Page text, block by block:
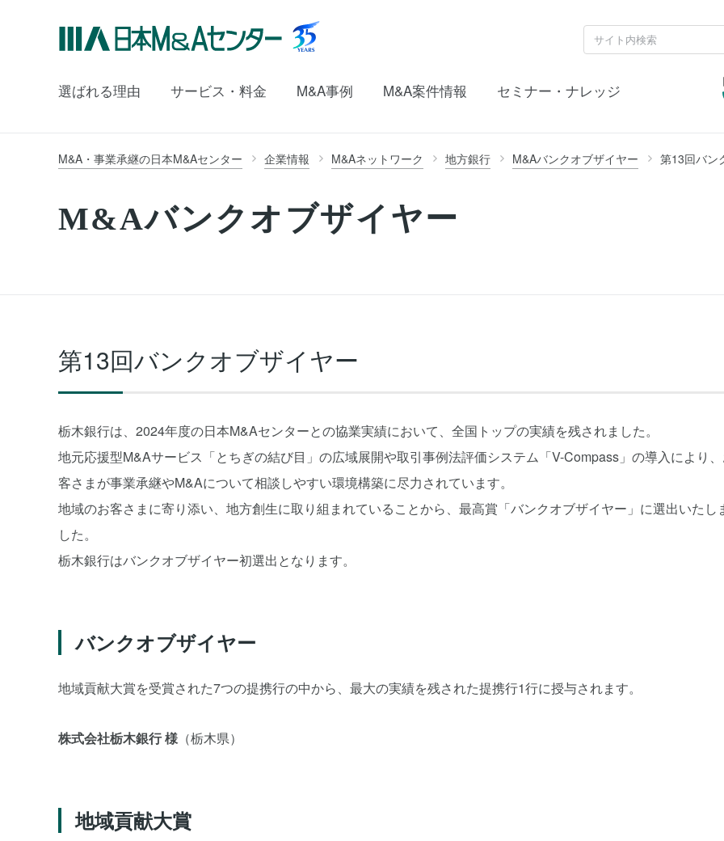
選ばれる理由 サービス・料金 M&A事例 M&A案件情報 セミナー・ナレッジ
M&A・事業承継の日本M&Aセンター 企業情報 M&Aネットワーク 地方銀行 M&Aバンクオブザイヤー 第13回バン
M&Aバンクオブザイヤー
第13回バンクオブザイヤー
栃木銀行は、2024年度の日本M&Aセンターとの協業実績において、全国トップの実績を残されました。
地元応援型M&Aサービス「とちぎの結び目」の広域展開や取引事例法評価システム「V-Compass」の導入により
客さまが事業承継やM&Aについて相談しやすい環境構築に尽力されています。
地域のお客さまに寄り添い、地方創生に取り組まれていることから、最高賞「バンクオブザイヤー」に選出いたし
した。
栃木銀行はバンクオブザイヤー初選出となります。
バンクオブザイヤー
地域貢献大賞を受賞された7つの提携行の中から、最大の実績を残された提携行1行に授与されます。
株式会社栃木銀行 様 （栃木県）
地域貢献大賞